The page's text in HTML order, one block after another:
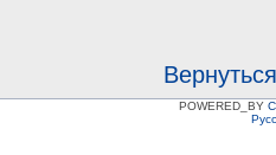
POWERED_BY